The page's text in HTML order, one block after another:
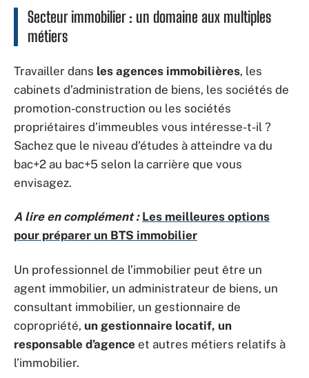
Secteur immobilier : un domaine aux multiples
métiers
Travailler dans les agences immobilières, les
cabinets d’administration de biens, les sociétés de
promotion-construction ou les sociétés
propriétaires d’immeubles vous intéresse-t-il ?
Sachez que le niveau d’études à atteindre va du
bac+2 au bac+5 selon la carrière que vous
envisagez.
A lire en complément : Les meilleures options
pour préparer un BTS immobilier
Un professionnel de l’immobilier peut être un
agent immobilier, un administrateur de biens, un
consultant immobilier, un gestionnaire de
copropriété, un gestionnaire locatif, un
responsable d’agence et autres métiers relatifs à
l’immobilier.